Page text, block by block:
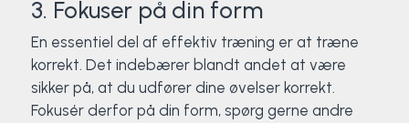
3. Fokuser på din form
En essentiel del af effektiv træning er at træne
korrekt. Det indebærer blandt andet at være
sikker på, at du udfører dine øvelser korrekt.
Fokusér derfor på din form, spørg gerne andre